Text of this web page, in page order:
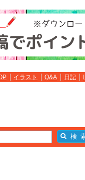
イラスト Q&A 日記